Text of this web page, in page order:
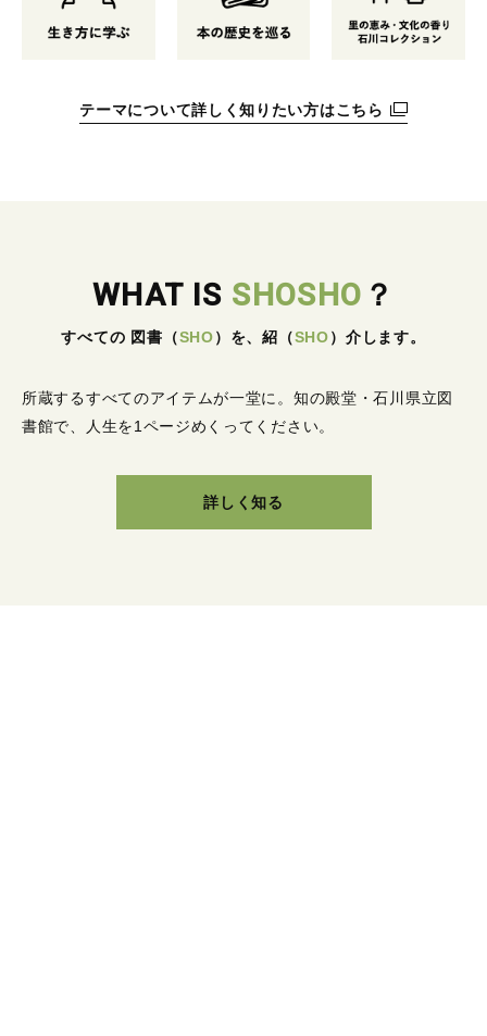
テーマについて詳しく知りたい方はこちら
WHAT IS SHOSHO ？
すべての 図書 （SHO） を、紹 （SHO） 介します。
所蔵するすべてのアイテムが一堂に。 知の殿堂・石川県立図
書館で、人生を1ページめくってください。
詳しく知る